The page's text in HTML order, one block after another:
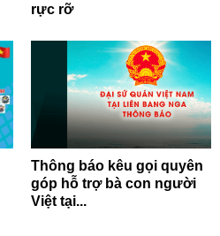
rực rỡ
Thông báo kêu gọi quyên
góp hỗ trợ bà con người
Việt tại...